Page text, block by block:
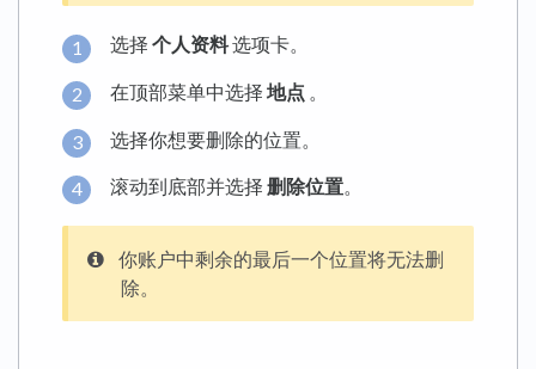
选择 个人资料选项卡。
在顶部菜单中选择 地点 。
选择你想要删除的位置。
滚动到底部并选择 删除位置。
你账户中剩余的最后一个位置将无法删
除。